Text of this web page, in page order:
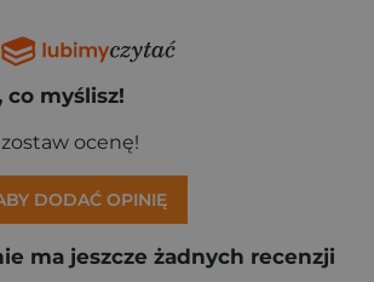
co myślisz!
ocenę!
DODAĆ OPINIĘ
ma jeszcze żadnych recenzji